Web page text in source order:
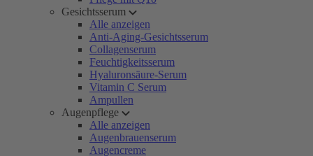
Gesichtsserum
Alle anzeigen
Anti-Aging-Gesichtsserum
Collagenserum
Feuchtigkeitsserum
Hyaluronsäure-Serum
Vitamin C Serum
Ampullen
Augenpflege
Alle anzeigen
Augenbrauenserum
Augencreme